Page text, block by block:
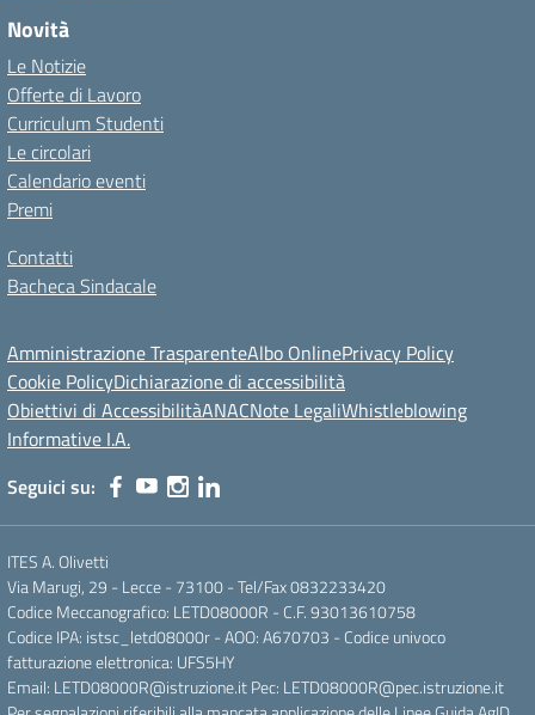
Novità
Le Notizie
Offerte di Lavoro
Curriculum Studenti
Le circolari
Calendario eventi
Premi
Contatti
Bacheca Sindacale
Amministrazione TrasparenteAlbo OnlinePrivacy Policy
Cookie PolicyDichiarazione di accessibilità
Obiettivi di AccessibilitàANACNote LegaliWhistleblowing
Informative I.A.
Seguici su:
ITES A. Olivetti
Via Marugi, 29 - Lecce - 73100 - Tel/Fax 0832233420
Codice Meccanografico: LETD08000R - C.F. 93013610758
Codice IPA: istsc_letd08000r - AOO: A670703 - Codice univoco
fatturazione elettronica: UFS5HY
Email: LETD08000R@istruzione.it Pec: LETD08000R@pec.istruzione.it